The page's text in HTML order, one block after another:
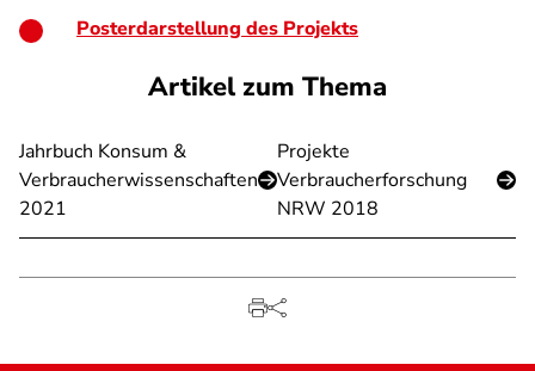
Posterdarstellung des Projekts
Artikel zum Thema
Jahrbuch Konsum &
Verbraucherwissenschaften
2021
Projekte
Verbraucherforschung
NRW 2018